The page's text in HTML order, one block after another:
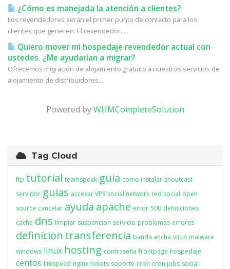
¿Cómo es manejada la atención a clientes?
Los revendedores serán el primer punto de contacto para los
clientes que generen. El revendedor...
Quiero mover mi hospedaje revendedor actual con
ustedes. ¿Me ayudarían a migrar?
Ofrecemos migración de alojamiento gratuito a nuestros servicios de
alojamiento de distribuidores...
Powered byWHMCompleteSolution
Tag Cloud
ftp tutorial teamspeak guia como instalar shoutcast
servidor guias accesar VPS social network red social open
source cancelar ayuda apache error 500 definiciones
cache dns limpiar suspencion servicio problemas errores
definicion transferencia banda ancha virus malware
windows linux hosting contraseña frontpage hospedaje
centos litespeed nginx tickets soporte cron cron jobs social